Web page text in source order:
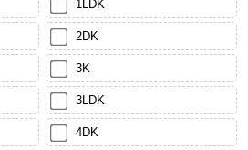
1LDK
2DK
3K
3LDK
4DK